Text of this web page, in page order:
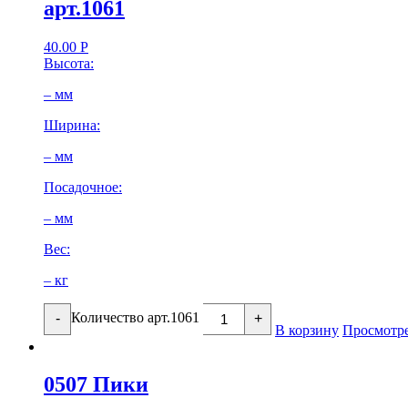
арт.1061
40.00 Р
Высота:
– мм
Ширина:
– мм
Посадочное:
– мм
Вес:
– кг
- Количество арт.1061 +
В корзину
0507 Пики